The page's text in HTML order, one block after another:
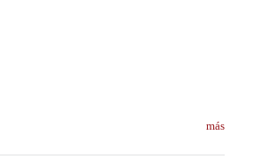
más